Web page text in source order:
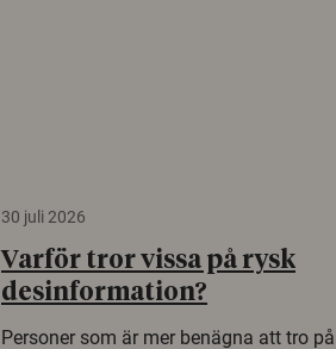
30 juli 2026
Varför tror vissa på rysk
desinformation?
Personer som är mer benägna att tro på